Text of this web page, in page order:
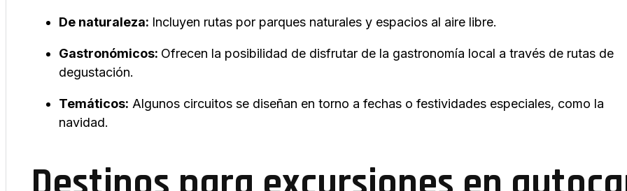
De naturaleza: Incluyen rutas por parques naturales y espacios al aire libre.
Gastronómicos: Ofrecen la posibilidad de disfrutar de la gastronomía local a través de rutas de
degustación.
Temáticos: Algunos circuitos se diseñan en torno a fechas o festividades especiales, como la
navidad.